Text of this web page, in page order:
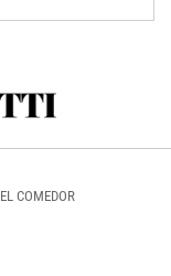
EL COMEDOR